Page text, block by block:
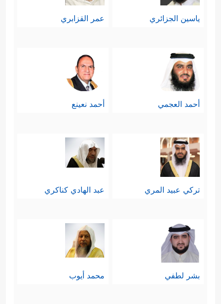
ياسين الجزائري عمر القزابري
أحمد العجمي أحمد نعينع
تركي عبيد المري عبد الهادي كناكري
بشر لطفي محمد أيوب